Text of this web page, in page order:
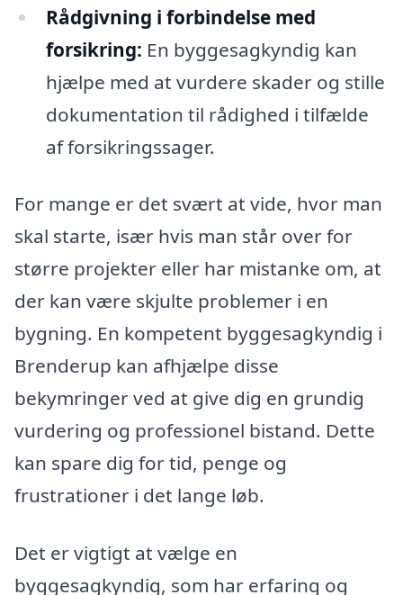
Rådgivning i forbindelse med
forsikring: En byggesagkyndig kan
hjælpe med at vurdere skader og stille
dokumentation til rådighed i tilfælde
af forsikringssager.
For mange er det svært at vide, hvor man
skal starte, især hvis man står over for
større projekter eller har mistanke om, at
der kan være skjulte problemer i en
bygning. En kompetent byggesagkyndig i
Brenderup kan afhjælpe disse
bekymringer ved at give dig en grundig
vurdering og professionel bistand. Dette
kan spare dig for tid, penge og
frustrationer i det lange løb.
Det er vigtigt at vælge en
byggesagkyndig, som har erfaring og